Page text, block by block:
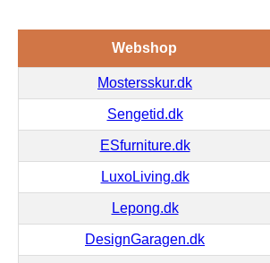
Webshop
Mostersskur.dk
Sengetid.dk
ESfurniture.dk
LuxoLiving.dk
Lepong.dk
DesignGaragen.dk